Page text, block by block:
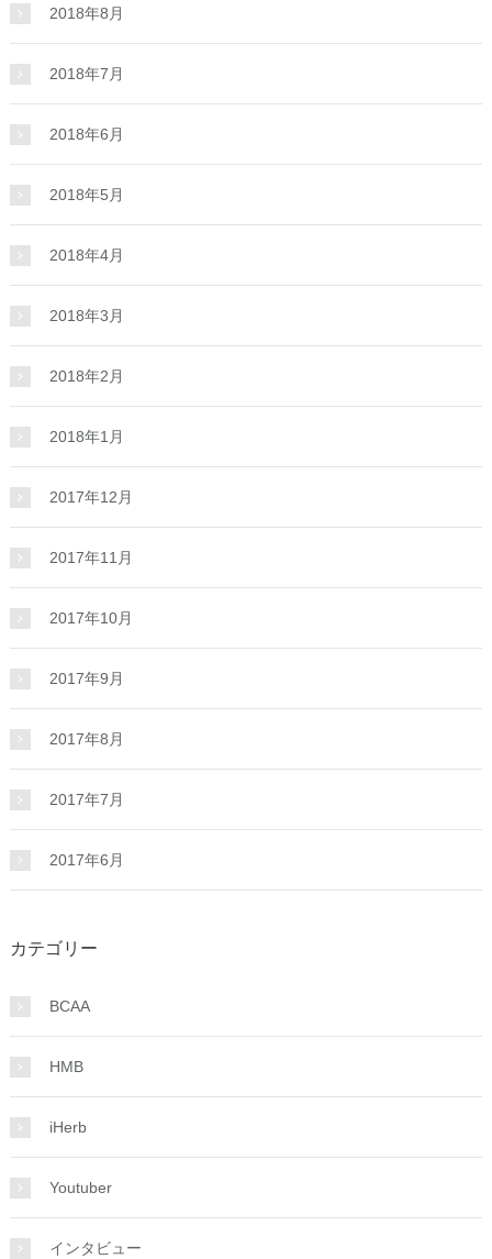
2018年8月
2018年7月
2018年6月
2018年5月
2018年4月
2018年3月
2018年2月
2018年1月
2017年12月
2017年11月
2017年10月
2017年9月
2017年8月
2017年7月
2017年6月
カテゴリー
BCAA
HMB
iHerb
Youtuber
インタビュー